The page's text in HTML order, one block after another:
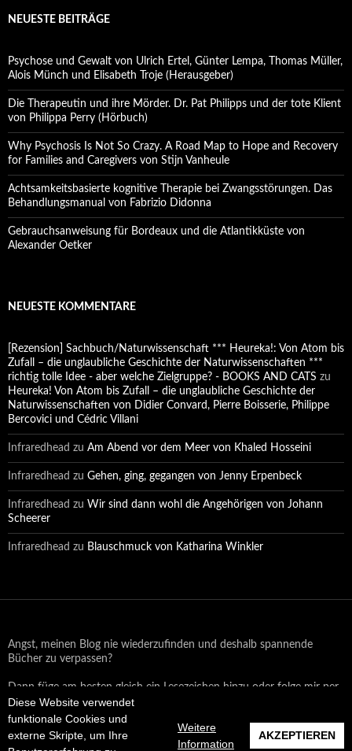
Diese Website verwendet
funktionale Cookies und
externe Skripte, um Ihre
Weitere
Information
AKZEPTIEREN
NEUESTE BEITRÄGE
Psychose und Gewalt von Ulrich Ertel, Günter Lempa, Thomas Müller,
Alois Münch und Elisabeth Troje (Herausgeber)
Die Therapeutin und ihre Mörder. Dr. Pat Philipps und der tote Klient
von Philippa Perry (Hörbuch)
Why Psychosis Is Not So Crazy. A Road Map to Hope and Recovery
for Families and Caregivers von Stijn Vanheule
Achtsamkeitsbasierte kognitive Therapie bei Zwangsstörungen. Das
Behandlungsmanual von Fabrizio Didonna
Gebrauchsanweisung für Bordeaux und die Atlantikküste von
Alexander Oetker
NEUESTE KOMMENTARE
[Rezension] Sachbuch/Naturwissenschaft *** Heureka!: Von Atom bis
Zufall – die unglaubliche Geschichte der Naturwissenschaften ***
richtig tolle Idee - aber welche Zielgruppe? - BOOKS AND CATS zu
Heureka! Von Atom bis Zufall – die unglaubliche Geschichte der
Naturwissenschaften von Didier Convard, Pierre Boisserie, Philippe
Bercovici und Cédric Villani
Infraredhead zu Am Abend vor dem Meer von Khaled Hosseini
Infraredhead zu Gehen, ging, gegangen von Jenny Erpenbeck
Infraredhead zu Wir sind dann wohl die Angehörigen von Johann
Scheerer
Infraredhead zu Blauschmuck von Katharina Winkler
Angst, meinen Blog nie wiederzufinden und deshalb spannende
Bücher zu verpassen?
Dann füge am besten gleich ein Lesezeichen hinzu oder folge mir per
Email oder auf Facebook!